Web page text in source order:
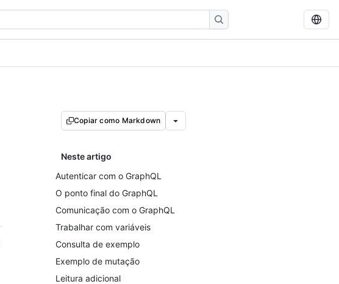
Copiar como Markdown
Neste artigo
Autenticar com o GraphQL
O ponto final do GraphQL
Comunicação com o GraphQL
Trabalhar com variáveis
Consulta de exemplo
Exemplo de mutação
Leitura adicional